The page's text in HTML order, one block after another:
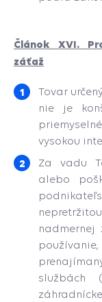
Článok XVI.
záťaž
Tovar
nie je
vysokou
Za vadu
alebo
nadmernej
službách